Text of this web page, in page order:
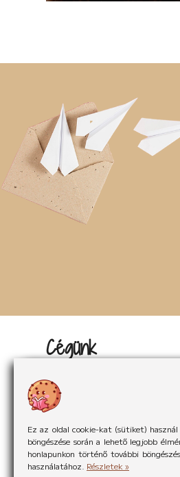
Ez az oldal cookie-kat (sütiket)
böngészése során a lehető legjobb
honlapunkon történő további
használatához. Részletek »
Cégünk
Rólunk
Rólunk mondták
Hírek
Partnereink